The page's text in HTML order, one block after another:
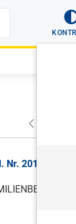
Nr. 201/1996,